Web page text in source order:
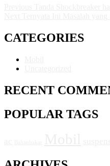
CATEGORIES
RECENT
POPULAR TAGS